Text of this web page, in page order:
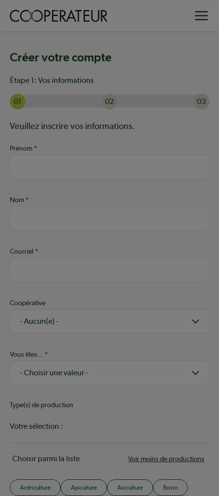
Créer votre compte
Étape 1: Vos informations
01 02
03
Aide :
Veuillez inscrire vos informations.
Prénom
Nom
Courriel
Coopérative
Vous êtes...
Type(s) de production
Votre sélection :
Choisir parmi la liste Voir moins de productions
Acériculture Apiculture Aviculture Bovin